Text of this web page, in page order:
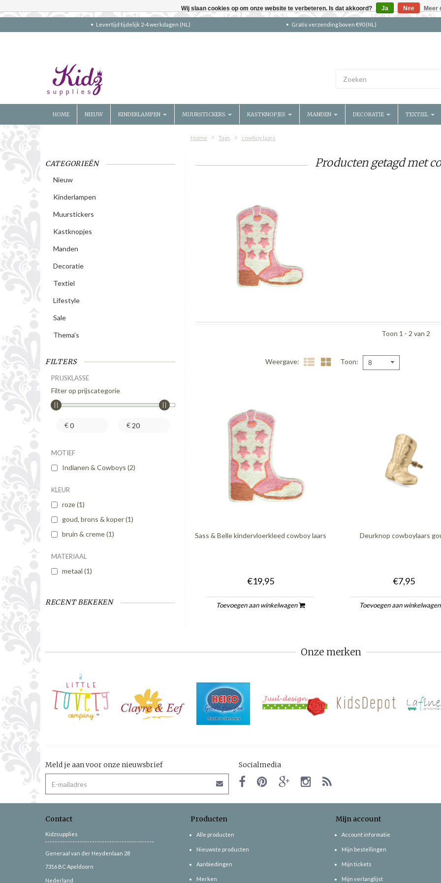
Levertijd tijdelijk 2-4 werkdagen (NL) Gratis verzending boven €90 (NL)
HOME NIEUW KINDERLAMPEN MUURSTICKERS KASTKNOPJES MANDEN DECORATIE TEXTIEL
Home Tags cowboy laars
CATEGORIEËN
Nieuw
Kinderlampen
Muurstickers
Kastknopjes
Manden
Decoratie
Textiel
Lifestyle
Sale
Thema's
FILTERS
PRIJSKLASSE
Filter op prijscategorie
€ €
MOTIEF
Indianen & Cowboys (2)
KLEUR
roze(1)
goud, brons & koper(1)
bruin & creme(1)
MATERIAAL
metaal (1)
RECENT BEKEKEN
Producten getagd met
Toon 1 - 2 van 2
Weergave Toon 8
Sass & Belle kindervloerkleed cowboy laars
€19,95
Toevoegen aan winkelwagen
Deurknop cowboylaars
€7,95
Toevoegen aan
Onze merken
Meld je aan voor onze nieuwsbrief Socialmedia
Contact
Kidzsupplies
Generaal van der Heydenlaan 28
7316 BC Apeldoorn
Nederland
Producten
Alle producten
Nieuwste producten
Aanbiedingen
Merken
Mijn account
Account informatie
Mijn bestellingen
Mijn tickets
Mijn verlanglijst
Wij slaan cookies op om onze website te verbeteren. Is dat akkoord? Ja Nee Meer